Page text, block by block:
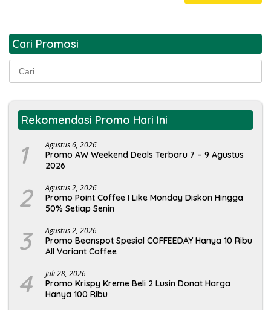
Cari Promosi
Rekomendasi Promo Hari Ini
1 Agustus 6, 2026
Promo AW Weekend Deals Terbaru 7 – 9 Agustus
2026
2 Agustus 2, 2026
Promo Point Coffee I Like Monday Diskon Hingga
50% Setiap Senin
3 Agustus 2, 2026
Promo Beanspot Spesial COFFEEDAY Hanya 10 Ribu
All Variant Coffee
4 Juli 28, 2026
Promo Krispy Kreme Beli 2 Lusin Donat Harga
Hanya 100 Ribu